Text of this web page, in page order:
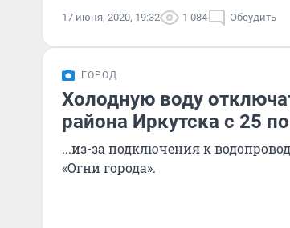
17 июня, 2020, 19:32 1 084 Обсудить
ГОРОД
Холодную воду
района Иркутска с 25
...из-за подключения к
«Огни города».